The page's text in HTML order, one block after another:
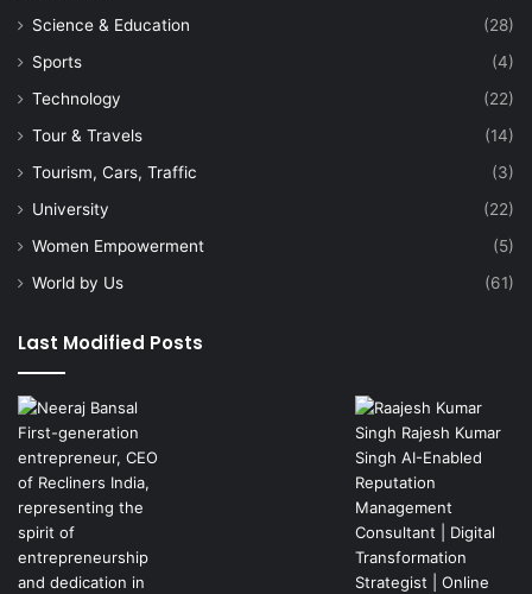
Science & Education
(28)
Sports
(4)
Technology
(22)
Tour & Travels
(14)
Tourism, Cars, Traffic
(3)
University
(22)
Women Empowerment
(5)
World by Us
(61)
Last Modified Posts